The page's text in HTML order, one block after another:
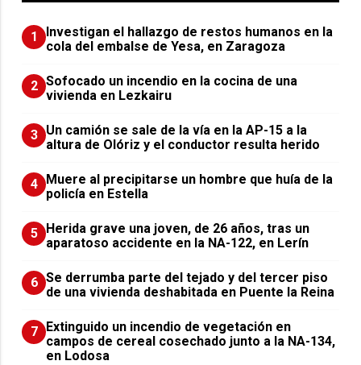
1
Investigan el hallazgo de restos humanos en la
cola del embalse de Yesa, en Zaragoza
2 Sofocado un incendio en la cocina de una
vivienda en Lezkairu
3 Un camión se sale de la vía en la AP-15 a la
altura de Olóriz y el conductor resulta herido
4
Muere al precipitarse un hombre que huía de la
policía en Estella
5
Herida grave una joven, de 26 años, tras un
aparatoso accidente en la NA-122, en Lerín
6 Se derrumba parte del tejado y del tercer piso
de una vivienda deshabitada en Puente la Reina
7
Extinguido un incendio de vegetación en
campos de cereal cosechado junto a la NA-134,
en Lodosa